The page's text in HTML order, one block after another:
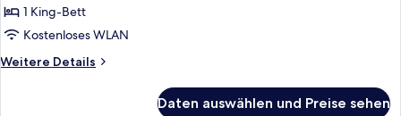
1
King
Accessible
1 King-Bett
Kostenloses WLAN
Weitere Details
Weitere
Daten auswählen und Preise sehen